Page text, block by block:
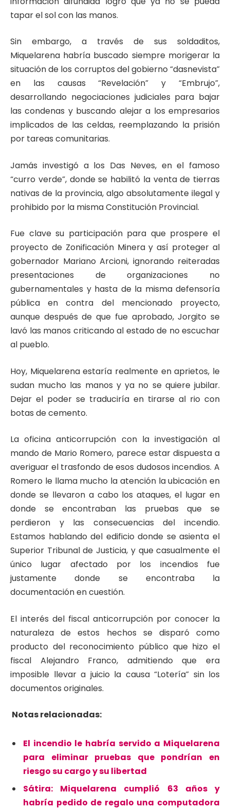
tapar el sol con las manos.
Sin embargo, a través de sus soldaditos,
Miquelarena habría buscado siempre morigerar la
situación de los corruptos del gobierno “dasnevista”
en las causas “Revelación” y “Embrujo”,
desarrollando negociaciones judiciales para bajar
las condenas y buscando alejar a los empresarios
implicados de las celdas, reemplazando la prisión
por tareas comunitarias.
Jamás investigó a los Das Neves, en el famoso
“curro verde”, donde se habilitó la venta de tierras
nativas de la provincia, algo absolutamente ilegal y
prohibido por la misma Constitución Provincial.
Fue clave su participación para que prospere el
proyecto de Zonificación Minera y así proteger al
gobernador Mariano Arcioni, ignorando reiteradas
presentaciones de organizaciones no
gubernamentales y hasta de la misma defensoría
pública en contra del mencionado proyecto,
aunque después de que fue aprobado, Jorgito se
lavó las manos criticando al estado de no escuchar
al pueblo.
Hoy, Miquelarena estaría realmente en aprietos, le
sudan mucho las manos y ya no se quiere jubilar.
Dejar el poder se traduciría en tirarse al rio con
botas de cemento.
La oficina anticorrupción con la investigación al
mando de Mario Romero, parece estar dispuesta a
averiguar el trasfondo de esos dudosos incendios. A
Romero le llama mucho la atención la ubicación en
donde se llevaron a cabo los ataques, el lugar en
donde se encontraban las pruebas que se
perdieron y las consecuencias del incendio.
Estamos hablando del edificio donde se asienta el
Superior Tribunal de Justicia, y que casualmente el
único lugar afectado por los incendios fue
justamente donde se encontraba la
documentación en cuestión.
El interés del fiscal anticorrupción por conocer la
naturaleza de estos hechos se disparó como
producto del reconocimiento público que hizo el
fiscal Alejandro Franco, admitiendo que era
imposible llevar a juicio la causa “Lotería” sin los
documentos originales.
Notas relacionadas:
El incendio le habría servido a Miquelarena
para eliminar pruebas que pondrían en
riesgo su cargo y su libertad
Sátira: Miquelarena cumplió 63 años y
habría pedido de regalo una computadora